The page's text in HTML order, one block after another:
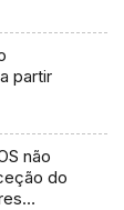
partir
não
do